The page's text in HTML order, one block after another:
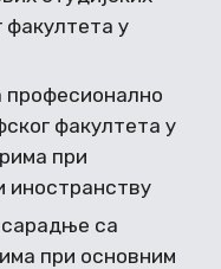
факултета у
факултета у
при
иностранству
са
при основним